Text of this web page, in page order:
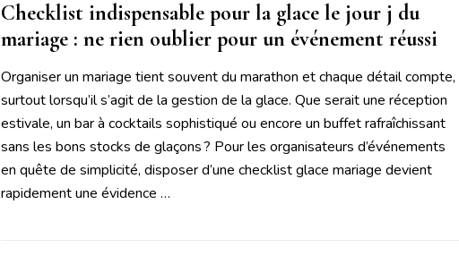
Checklist indispensable pour la glace le jour j du
mariage : ne rien oublier pour un événement réussi
Organiser un mariage tient souvent du marathon et chaque détail compte,
surtout lorsqu’il s’agit de la gestion de la glace. Que serait une réception
estivale, un bar à cocktails sophistiqué ou encore un buffet rafraîchissant
sans les bons stocks de glaçons ? Pour les organisateurs d’événements
en quête de simplicité, disposer d’une checklist glace mariage devient
rapidement une évidence …